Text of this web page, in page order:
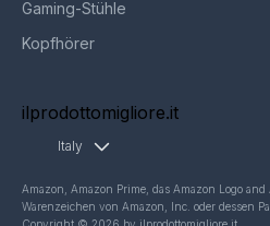
Gaming-Stühle
Kopfhörer
ilprodottomigliore.it
Italy
Amazon, Amazon Prime, das Amazon Logo
Warenzeichen von Amazon, Inc. oder dessen
Copyright © 2026 by ilprodottomigliore.it